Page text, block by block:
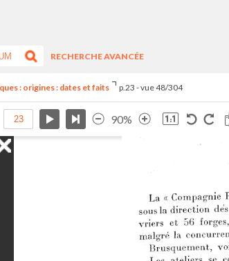
RECHERCHE AVANCÉE
: origines : dates et faits p.23 - vue 48/304
90%